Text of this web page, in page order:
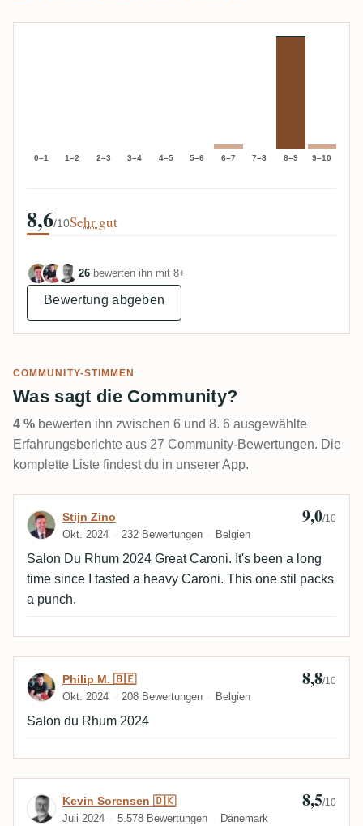
0–1 1–2 2–3 3–4 4–5 5–6 6–7 7–8 8–9 9–10
8,6/10Sehr gut
26 bewerten ihn mit 8+
Bewertung abgeben
COMMUNITY-STIMMEN
Was sagt die Community?
4 % bewerten ihn zwischen 6 und 8. 6 ausgewählte
Erfahrungsberichte aus 27 Community-Bewertungen. Die
komplette Liste findest du in unserer App.
Bewertung von Stijn Zino
Stijn Zino
Okt. 2024 232 Bewertungen Belgien
9,0/10
Salon Du Rhum 2024 Great Caroni. It's been a long
time since I tasted a heavy Caroni. This one stil packs
a punch.
Bewertung von Philip M. 🇧🇪
Philip M. 🇧🇪
Okt. 2024 208 Bewertungen Belgien
8,8/10
Salon du Rhum 2024
Bewertung von Kevin Sorensen 🇩🇰
Kevin Sorensen 🇩🇰
Juli 2024 5.578 Bewertungen Dänemark
8,5/10